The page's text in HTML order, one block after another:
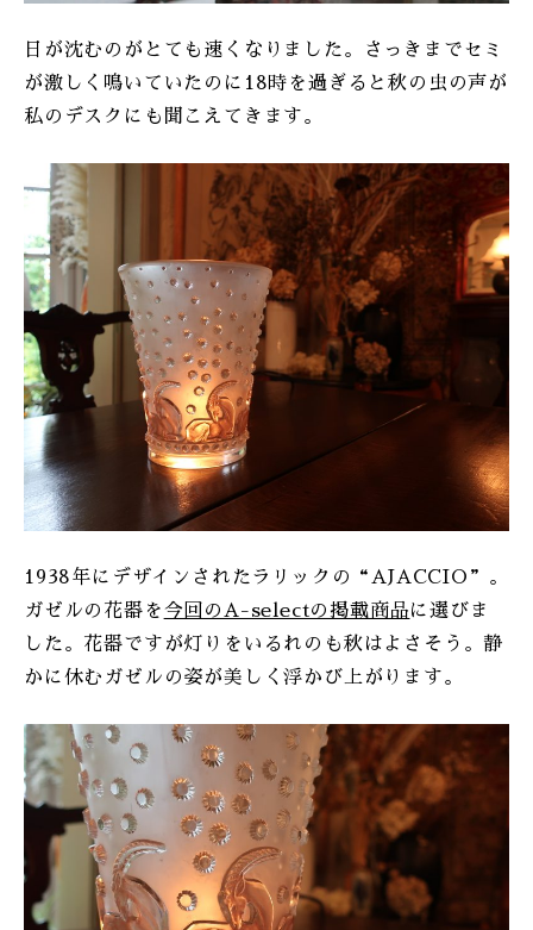
日が沈むのがとても速くなりました。さっきまでセミ
が激しく鳴いていたのに18時を過ぎると秋の虫の声が
私のデスクにも聞こえてきます。
1938年にデザインされたラリックの“AJACCIO”。
ガゼルの花器を今回のA-selectの掲載商品に選びま
した。花器ですが灯りをいるれのも秋はよさそう。静
かに休むガゼルの姿が美しく浮かび上がります。